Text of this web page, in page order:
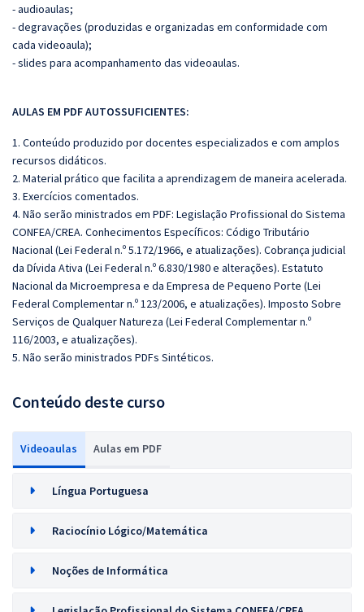
- audioaulas;
- degravações (produzidas e organizadas em conformidade com
cada videoaula);
- slides para acompanhamento das videoaulas.
AULAS EM PDF AUTOSSUFICIENTES:
1. Conteúdo produzido por docentes especializados e com amplos
recursos didáticos.
2. Material prático que facilita a aprendizagem de maneira acelerada.
3. Exercícios comentados.
4. Não serão ministrados em PDF: Legislação Profissional do Sistema
CONFEA/CREA. Conhecimentos Específicos: Código Tributário
Nacional (Lei Federal n.º 5.172/1966, e atualizações). Cobrança judicial
da Dívida Ativa (Lei Federal n.º 6.830/1980 e alterações). Estatuto
Nacional da Microempresa e da Empresa de Pequeno Porte (Lei
Federal Complementar n.º 123/2006, e atualizações). Imposto Sobre
Serviços de Qualquer Natureza (Lei Federal Complementar n.º
116/2003, e atualizações).
5. Não serão ministrados PDFs Sintéticos.
Conteúdo deste curso
Videoaulas Aulas em PDF
Língua Portuguesa
Raciocínio Lógico/Matemática
Noções de Informática